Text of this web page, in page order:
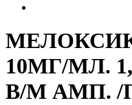
10МГ/МЛ.
В/М АМП. /